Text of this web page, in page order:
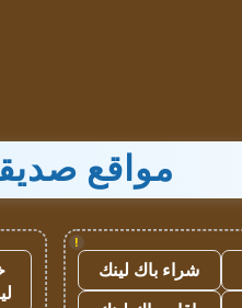
مواقع
!
شراء باك لينك